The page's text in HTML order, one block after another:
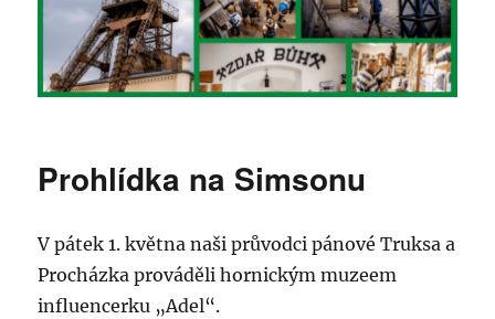
Prohlídka na Simsonu
V pátek 1. května naši průvodci pánové Truksa a
Procházka prováděli hornickým muzeem
influencerku „Adel“.